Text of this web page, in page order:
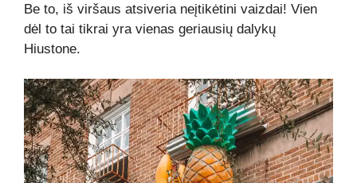
Be to, iš viršaus atsiveria neįtikėtini vaizdai! Vien
dėl to tai tikrai yra vienas geriausių dalykų
Hiustone.